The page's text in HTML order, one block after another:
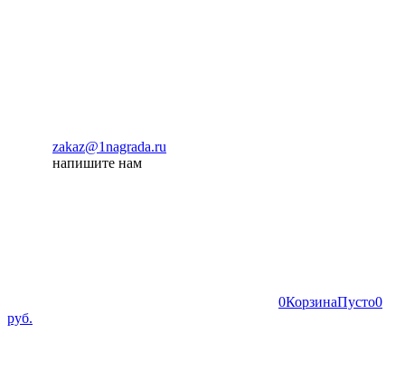
zakaz@1nagrada.ru
напишите нам
0КорзинаПусто0
руб.